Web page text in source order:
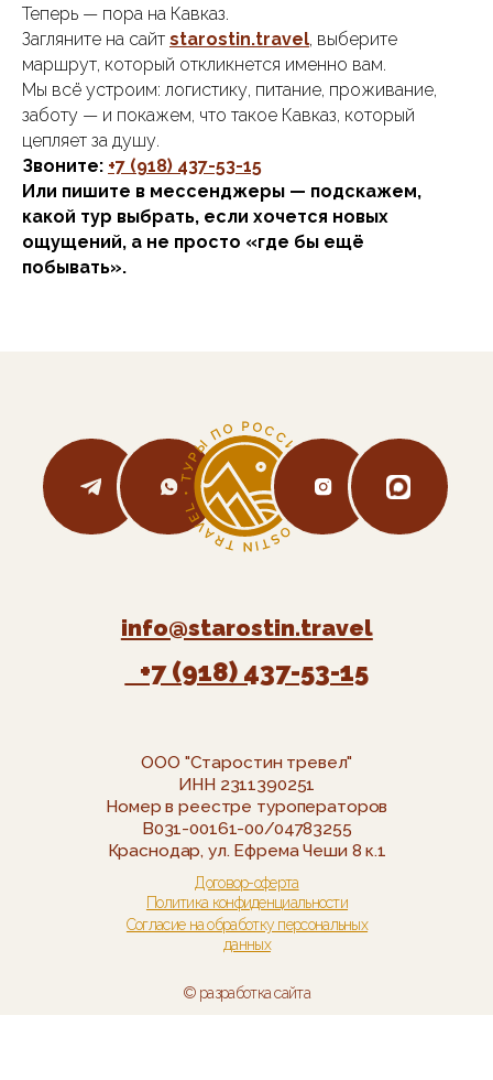
Теперь — пора на Кавказ.
Загляните на сайт starostin.travel, выберите
маршрут, который откликнется именно вам.
Мы всё устроим: логистику, питание, проживание,
заботу — и покажем, что такое Кавказ, который
цепляет за душу.
Звоните: +7 (918) 437-53-15
Или пишите в мессенджеры — подскажем,
какой тур выбрать, если хочется новых
ощущений, а не просто «где бы ещё
побывать».